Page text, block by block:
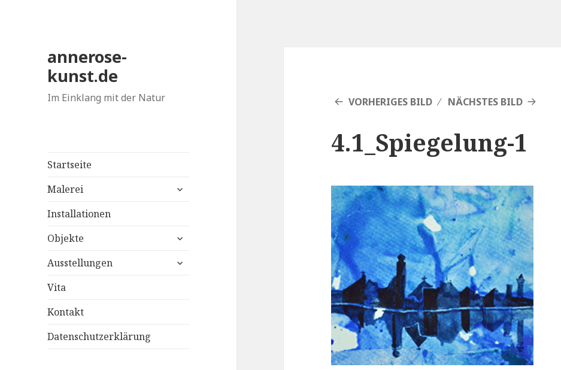
annerose-
kunst.de
Im Einklang mit der Natur
Startseite
Malerei
untermenü
Installationen
Objekte
untermenü
Ausstellungen
untermenü
Vita
Kontakt
Datenschutzerklärung
VORHERIGES BILD NÄCHSTES BILD
4.1_Spiegelung-1